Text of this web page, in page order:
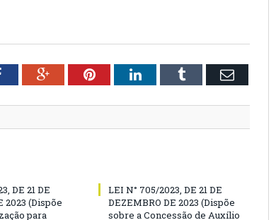
FacebookGoogle+PinterestLinkedInTumblr Email
DE 21 DE
2023 (Dispõe
para
LEI N° 705/2023, DE 21 DE
DEZEMBRO DE 2023 (Dispõe
sobre a Concessão de Auxílio